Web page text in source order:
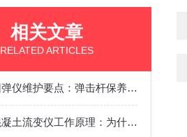
相关文章
RELATED ARTICLES
岩石回弹仪维护要点：弹击杆保养、指针调节与仪器防潮措施
详解混凝土流变仪工作原理：为什么它能反映混凝土性能？